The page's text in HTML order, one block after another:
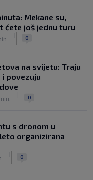
hrvatskog
novi je pomoćni
Mekane su,
ćete još jednu turu
0
na svijetu: Traju
povezuju
0
s dronom u
organizirana
0